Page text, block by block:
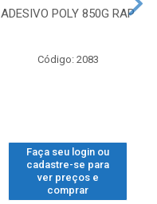
ADESIVO POLY 850G RAP
Código: 2083
Faça seu login ou
cadastre-se para
ver preços e
comprar